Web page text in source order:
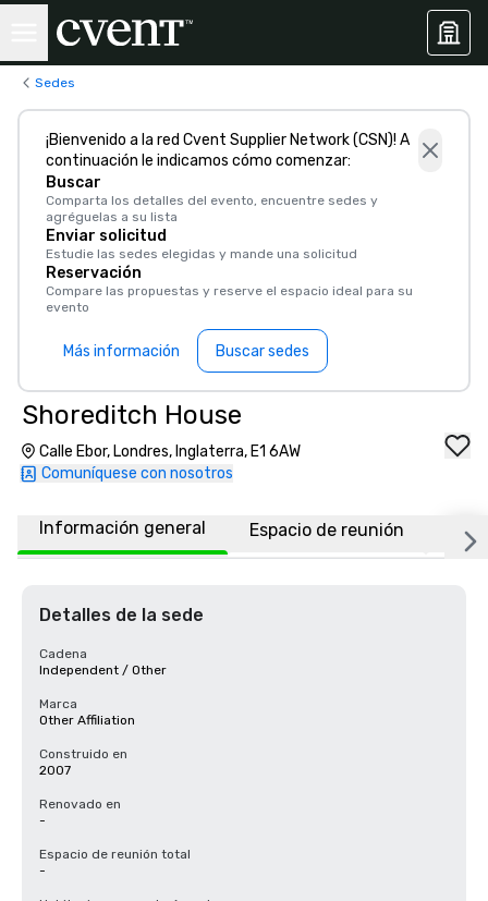
Sedes
¡Bienvenido a la red Cvent Supplier Network (CSN)! A
continuación le indicamos cómo comenzar:
Buscar
Comparta los detalles del evento, encuentre sedes y
agréguelas a su lista
Enviar solicitud
Estudie las sedes elegidas y mande una solicitud
Reservación
Compare las propuestas y reserve el espacio ideal para su
evento
Más información Buscar sedes
Shoreditch House
Calle Ebor, Londres, Inglaterra, E1 6AW
Comuníquese con nosotros
Información general Espacio de reunión
Detalles de la sede
Cadena
Independent / Other
Marca
Other Affiliation
Construido en
2007
Renovado en
-
Espacio de reunión total
-